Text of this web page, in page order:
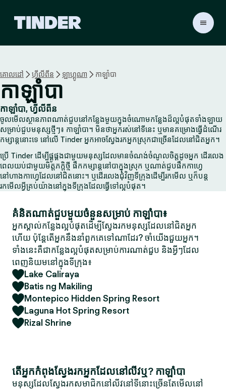
T
e
r
គោលដៅ ហ្វីលីពីន ឡាហ្គូណា កាឡាំបា
កាឡាំបា
កាឡាំបា, ហ្វីលីពីន
ចូលមើលស្ថានភាពណាត់ជួបនៅកន្លែងមួយក្នុងចំណោមកន្លែងដ៏ល្អបំផុតទាំងឡាយ
សម្រាប់ជួបមនុស្សថ្មីៗ៖ កាឡាំបា។ មិនថាអ្នករស់នៅទីនេះ ឬមានគម្រោងធ្វើដំណើរ
កម្សាន្តនោះទេ នៅលើ Tinder អ្នកអាចស្វែងរកអ្នកស្រុកជាច្រើនដែលនៅជិតអ្នក។
ប្រើ Tinder ដើម្បីផ្គូផ្គងជាមួយមនុស្សដែលមានចំណង់ចំណូលចិត្តដូចអ្នក ដើរលេង
ពេលយប់ជាមួយមិត្តភក្តិថ្មី ផឹកកម្សាន្តនៅបាក្នុងស្រុក ឬណាត់ជួបផឹកកាហ្វេ
នៅហាងកាហ្វេដែលនៅជិតនោះ។ ឬដើរលេងជុំវិញទីក្រុងដើម្បីរកមើល ឬក៏បន្ត
រកមើលអ្វីគ្រប់យ៉ាងនៅក្នុងទីក្រុងដែលធ្វើទៅល្អបំផុត។
គំនិតណាត់ជួបមួយចំនួនសម្រាប់ កាឡាំបា៖
អ្នកស្គាល់កន្លែងល្អបំផុតដើម្បីស្វែងរកមនុស្សដែលនៅជិតអ្នក
ហើយ ប៉ុន្តែតើអ្នកនឹងនាំពួកគេទៅណាដែរ? ចាំយើងជួយអ្នក។
ទាំងនេះគឺជាកន្លែងល្អបំផុតសម្រាប់ការណាត់ជួប និងអ្វីៗដែល
ពេញនិយមនៅក្នុងទីក្រុង៖
Lake Caliraya
Batis ng Makiling
Montepico Hidden Spring Resort
Laguna Hot Spring Resort
Rizal Shrine
តើអ្នកកំពុងស្វែងរកអ្នកដែលនៅលីវឬ? កាឡាំបា
មនុស្សដែលស្វែងរកសមាជិកនៅលីវនៅទីនោះច្រើនតែមើលនៅ